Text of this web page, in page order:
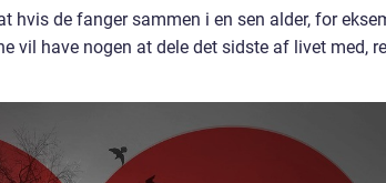
hvis de fanger sammen i en sen alder, for
vil have nogen at dele det sidste af livet med,